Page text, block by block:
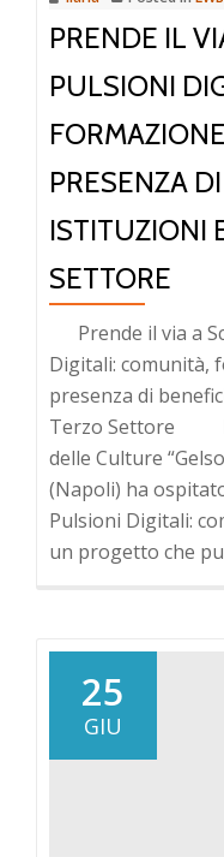
PRENDE IL
PULSIONI
PRESENZA
ISTITUZIONI
SETTORE
Prende il via a
Digitali: comunità,
presenza di
Terzo Settore
delle Culture
(Napoli) ha
Pulsioni Digitali:
un progetto che
25
GIU